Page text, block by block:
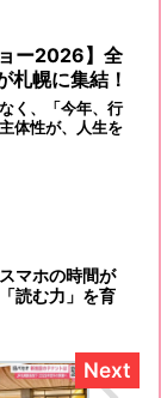
ー2026】全
札幌に集結！
く、「今年、行
体性が、人生を
マホの時間が
読む力」を育